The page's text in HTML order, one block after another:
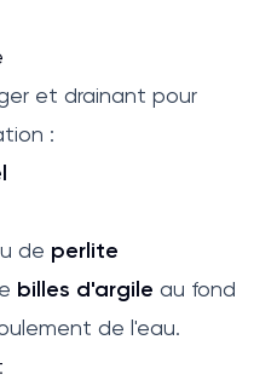
et drainant pour
:
de perlite
billes d'argile au fond
de l'eau.